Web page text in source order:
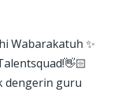
Wabarakatuh ✨
dengerin guru